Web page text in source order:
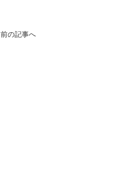
前の記事へ